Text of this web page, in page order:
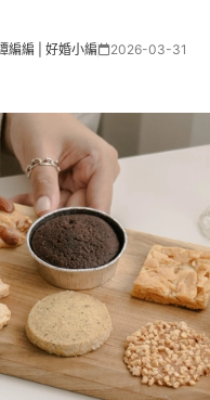
編編 | 好婚小編 2026-03-31